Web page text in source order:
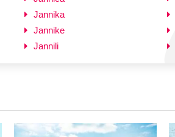
Jannika
Jannike
Jannili